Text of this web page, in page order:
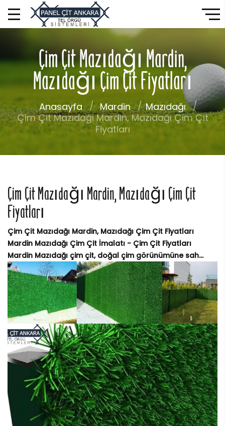
Çim Çit Mazıdağı Mardin,
Mazıdağı Çim Çit Fiyatları
Anasayfa Mardin
Mazıdağı
Çim Çit Mazıdağı Mardin, Mazıdağı Çim Çit
Fiyatları
Çim Çit Mazıdağı Mardin, Mazıdağı Çim Çit
Fiyatları
Çim Çit Mazıdağı Mardin, Mazıdağı Çim Çit Fiyatları
Mardin Mazıdağı Çim Çit İmalatı - Çim Çit Fiyatları
Mardin Mazıdağı çim çit, doğal çim görünümüne sah...